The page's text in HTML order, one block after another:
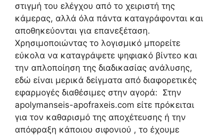
στιγμή του ελέγχου από το χειριστή της
κάμερας, αλλά όλα πάντα καταγράφονται και
αποθηκεύονται για επανεξέταση.
Χρησιμοποιώντας το λογισμικό μπορείτε
εύκολα να καταγράψετε ψηφιακό βίντεο και
την απλοποίηση της διαδικασίας ανάλυσης,
εδώ είναι μερικά δείγματα από διαφορετικές
εφαρμογές διαθέσιμες στην αγορά: Στην
apolymanseis-apofraxeis.com είτε πρόκειται
για τον καθαρισμό της αποχέτευσης ή την
απόφραξη κάποιου σιφονιού , το έχουμε